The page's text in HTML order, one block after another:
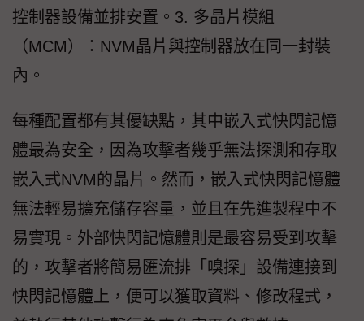
控制器設備並排安置。3. 多晶片模組
（MCM）：NVM晶片與控制器放在同一封裝
內。
每種配置都有其優缺點，其中嵌入式快閃記憶
體最為安全，因為攻擊者幾乎無法探測和存取
嵌入式NVM的晶片。然而，嵌入式快閃記憶體
無法輕易擴充儲存容量，並且在先進製程中不
易實現。外部快閃記憶體則是最容易受到攻擊
的，攻擊者將簡易匯流排「嗅探」設備連接到
快閃記憶體上，便可以獲取資料、修改程式，